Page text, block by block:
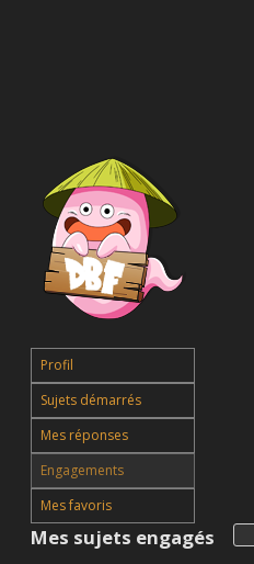
Profil
Sujets démarrés
Mes réponses
Engagements
Mes favoris
Mes sujets engagés